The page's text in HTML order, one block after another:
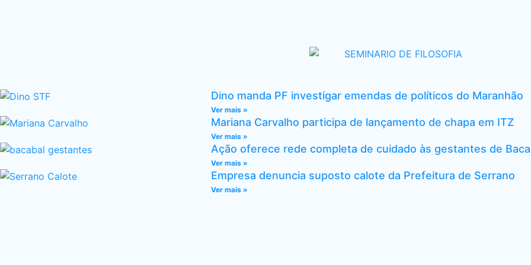
Dino manda PF investigar emendas de políticos do Maranhão
Ver mais »
Mariana Carvalho participa de lançamento de chapa em ITZ
Ver mais »
Ação oferece rede completa de cuidado às gestantes de
Ver mais »
Empresa denuncia suposto calote da Prefeitura de Serrano
Ver mais »